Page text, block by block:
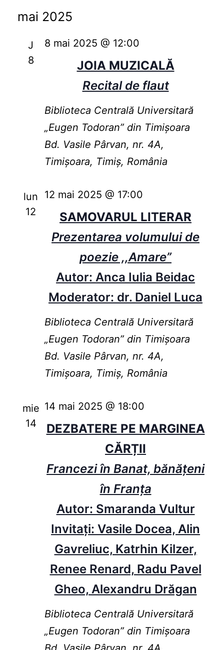
mai 2025
J
8
JOIA MUZICALĂ
Recital de flaut
8 mai 2025 @ 12:00
Biblioteca Centrală Universitară
„Eugen Todoran” din Timişoara
Bd. Vasile Pârvan, nr. 4A,
Timișoara, Timiș, România
lun
12
SAMOVARUL LITERAR
Prezentarea volumului de
poezie ,,Amare”
Autor: Anca Iulia Beidac
Moderator: dr. Daniel Luca
12 mai 2025 @ 17:00
Biblioteca Centrală Universitară
„Eugen Todoran” din Timişoara
Bd. Vasile Pârvan, nr. 4A,
Timișoara, Timiș, România
mie
14
DEZBATERE PE MARGINEA
CĂRȚII
Francezi în Banat, bănățeni
în Franța
Autor: Smaranda Vultur
Invitați: Vasile Docea, Alin
Gavreliuc, Katrhin Kilzer,
Renee Renard, Radu Pavel
Gheo, Alexandru Drăgan
14 mai 2025 @ 18:00
Biblioteca Centrală Universitară
„Eugen Todoran” din Timişoara